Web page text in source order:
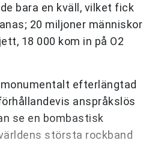
bara en kväll, vilket fick
20 miljoner människor
18 000 kom in på O2
efterlängtad
anspråkslös
se en bombastisk
största rockband